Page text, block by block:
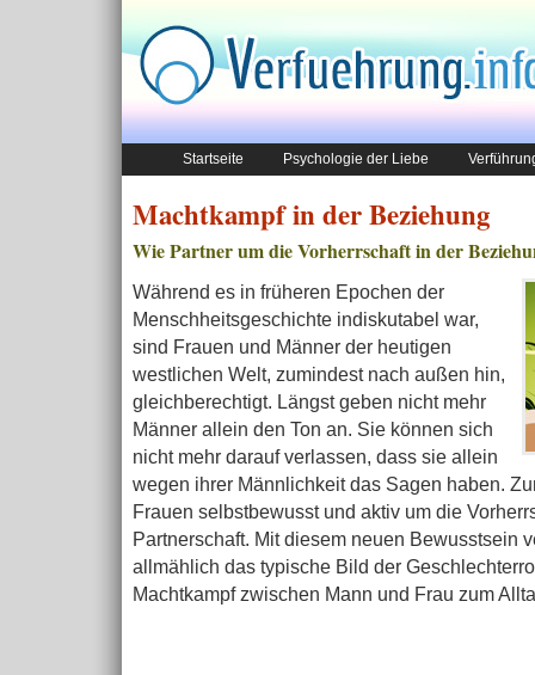
Startseite Psychologie der Liebe
Machtkampf in der Beziehung
Wie Partner um die Vorherrschaft in der
Während es in früheren Epochen der
Menschheitsgeschichte indiskutabel war,
sind Frauen und Männer der heutigen
westlichen Welt, zumindest nach außen hin,
gleichberechtigt. Längst geben nicht mehr
Männer allein den Ton an. Sie können sich
nicht mehr darauf verlassen, dass sie allein
wegen ihrer Männlichkeit das Sagen haben.
Frauen selbstbewusst und aktiv um die
Partnerschaft. Mit diesem neuen Bewusstsein
allmählich das typische Bild der
Machtkampf zwischen Mann und Frau zum